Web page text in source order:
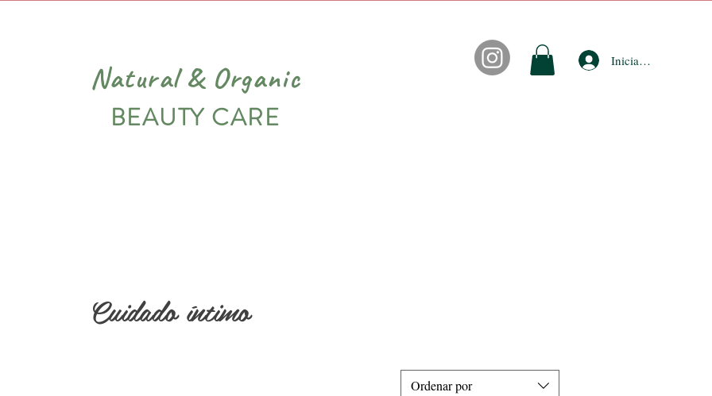
Natural & Organic
BEAUTY CARE
Iniciar sesión
Cuidado íntimo
Ordenar por